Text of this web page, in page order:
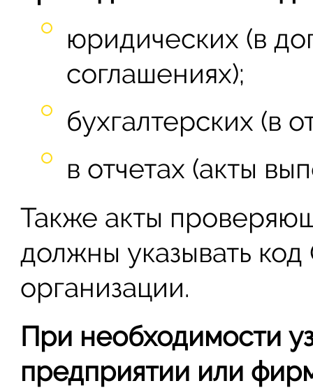
юридических (в
соглашениях);
бухгалтерских (в
в отчетах (акты
Также акты
должны указывать
организации.
При необходимости
предприятии или